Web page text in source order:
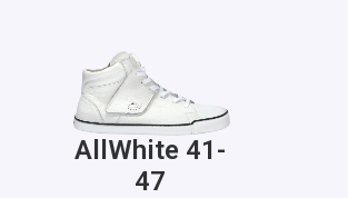
Treeps High
AllWhite 41-
47